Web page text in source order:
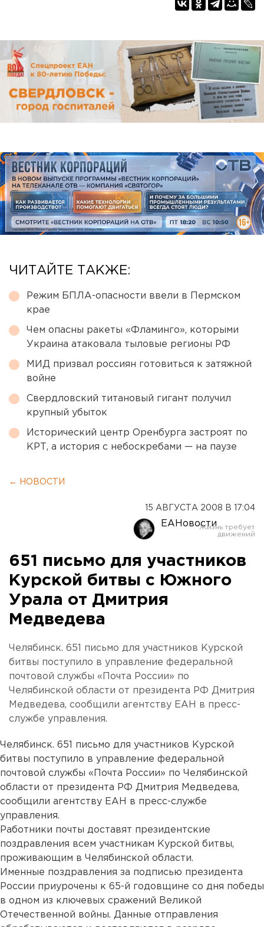
ЧИТАЙТЕ ТАКЖЕ:
Режим БПЛА-опасности ввели в Пермском
крае
Чем опасны ракеты «Фламинго», которыми
Украина атаковала тыловые регионы РФ
МИД призвал россиян готовиться к затяжной
войне
Свердловский титановый гигант получил
крупный убыток
Исторический центр Оренбурга застроят по
КРТ, а история с небоскребами — на паузе
← НОВОСТИ
15 АВГУСТА 2008 В 17:04
ЕАНовости
651 письмо для участников
Курской битвы с Южного
Урала от Дмитрия
Медведева
Челябинск. 651 письмо для участников Курской
битвы поступило в управление федеральной
почтовой службы «Почта России» по
Челябинской области от президента РФ Дмитрия
Медведева, сообщили агентству ЕАН в пресс-
службе управления.
Челябинск. 651 письмо для участников Курской
битвы поступило в управление федеральной
почтовой службы «Почта России» по Челябинской
области от президента РФ Дмитрия Медведева,
сообщили агентству ЕАН в пресс-службе
управления.
Работники почты доставят президентские
поздравления всем участникам Курской битвы,
проживающим в Челябинской области.
Именные поздравления за подписью президента
России приурочены к 65-й годовщине со дня победы
в одном из ключевых сражений Великой
Отечественной войны. Данные отправления